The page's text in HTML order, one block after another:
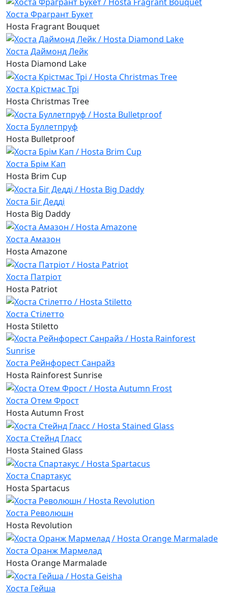
Хоста Фрагрант Букет
Hosta Fragrant Bouquet
Хоста Даймонд Лейк
Hosta Diamond Lake
Хоста Крістмас Трі
Hosta Christmas Tree
Хоста Буллетпруф
Hosta Bulletproof
Хоста Брім Кап
Hosta Brim Cup
Хоста Біг Дедді
Hosta Big Daddy
Хоста Амазон
Hosta Amazone
Хоста Патріот
Hosta Patriot
Хоста Стілетто
Hosta Stiletto
Хоста Рейнфорест Санрайз
Hosta Rainforest Sunrise
Хоста Отем Фрост
Hosta Autumn Frost
Хоста Стейнд Гласс
Hosta Stained Glass
Хоста Спартакус
Hosta Spartacus
Хоста Революшн
Hosta Revolution
Хоста Оранж Мармелад
Hosta Orange Marmalade
Хоста Гейша